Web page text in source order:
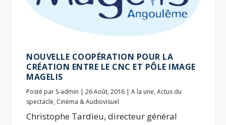
NOUVELLE COOPÉRATION POUR LA
CRÉATION ENTRE LE CNC ET PÔLE IMAGE
MAGELIS
Posté par S-admin |26 Août, 2016 |A la une,Actus du
spectacle, Cinéma & Audiovisuel
Christophe Tardieu, directeur général